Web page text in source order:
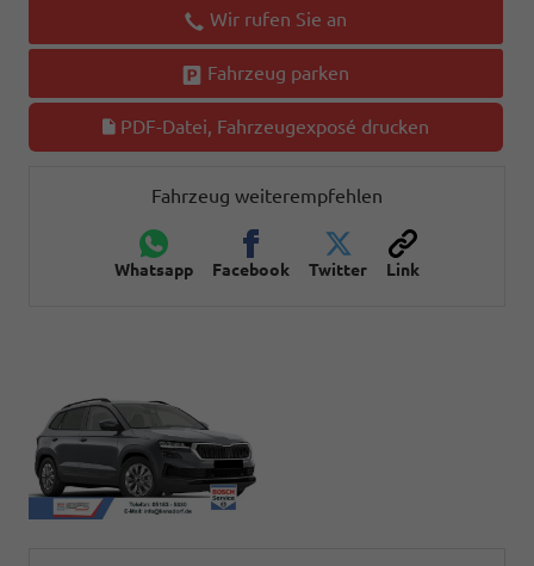
Wir rufen Sie an
Fahrzeug parken
PDF-Datei, Fahrzeugexposé drucken
Fahrzeug weiterempfehlen
Whatsapp Facebook Twitter Link